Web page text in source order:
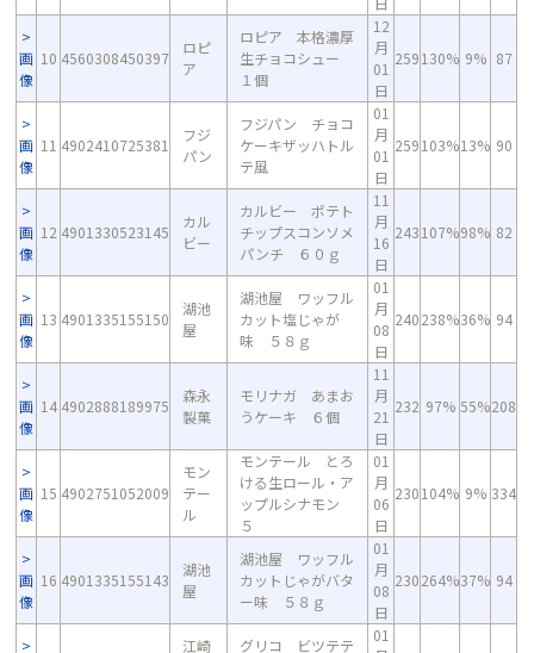
画
像
10 4560308450397
ロピ
ア
ロピア 本格濃厚
生チョコシュー
１個
12
月
01
日
259130% 9% 87
画
像
11 4902410725381
フジ
パン
フジパン チョコ
ケーキザッハトル
テ風
01
月
01
日
259103%13% 90
画
像
12 4901330523145
カル
ビー
カルビー ポテト
チップスコンソメ
パンチ ６０ｇ
11
月
16
日
243107%98% 82
画
像
13 4901335155150
湖池
屋
湖池屋 ワッフル
カット塩じゃが
味 ５８ｇ
01
月
08
日
240238%36% 94
画
像
14 4902888189975
森永
製菓
モリナガ あまお
うケーキ ６個
11
月
21
日
232 97% 55%208
画
像
15 4902751052009
モン
テー
ル
モンテール とろ
ける生ロール・ア
ップルシナモン
５
01
月
06
日
230104% 9% 334
画
像
16 4901335155143
湖池
屋
湖池屋 ワッフル
カットじゃがバタ
ー味 ５８ｇ
01
月
08
日
230264%37% 94
江崎
グリコ ビツテテ
01